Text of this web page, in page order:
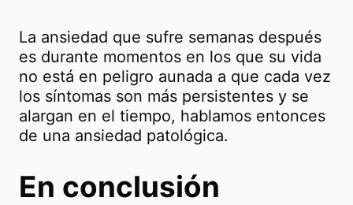
La ansiedad que sufre semanas después
es durante momentos en los que su vida
no está en peligro aunada a que cada vez
los síntomas son más persistentes y se
alargan en el tiempo, hablamos entonces
de una ansiedad patológica.
En conclusión